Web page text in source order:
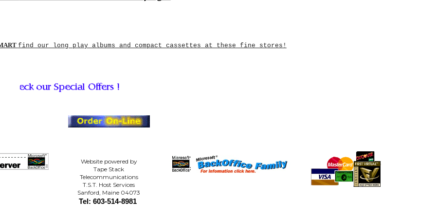
find our long play albums and compact cassettes at these fine stores!
Website powered by
Tape Stack
Telecommunications
T.S.T. Host Services
Sanford, Maine 04073
Tel: 603-514-8981